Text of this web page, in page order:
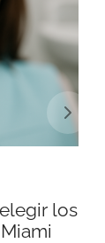
los